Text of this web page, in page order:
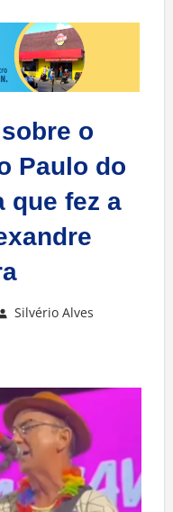
o
Paulo do
que fez a
Silvério Alves